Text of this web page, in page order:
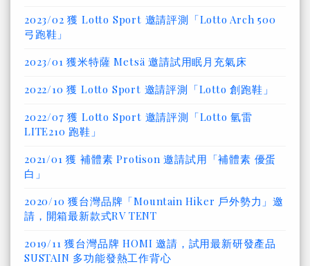
2023/02 獲 Lotto Sport 邀請評測「Lotto Arch 500
弓跑鞋」
2023/01 獲米特薩 Metsä 邀請試用眠月充氣床
2022/10 獲 Lotto Sport 邀請評測「Lotto 創跑鞋」
2022/07 獲 Lotto Sport 邀請評測「Lotto 氫雷
LITE210 跑鞋」
2021/01 獲 補體素 Protison 邀請試用「補體素 優蛋
白」
2020/10 獲台灣品牌「Mountain Hiker 戶外勢力」邀
請，開箱最新款式RV TENT
2019/11 獲台灣品牌 HOMI 邀請，試用最新研發產品
SUSTAIN 多功能發熱工作背心